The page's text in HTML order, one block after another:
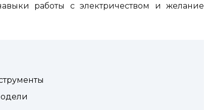
работы с электричеством и желание